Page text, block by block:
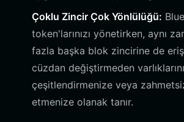
Çoklu Zincir Çok Yönlülüğü:
token'larınızı yönetirken, aynı
fazla başka blok zincirine de
cüzdan değiştirmeden
çeşitlendirmenize veya
etmenize olanak tanır.